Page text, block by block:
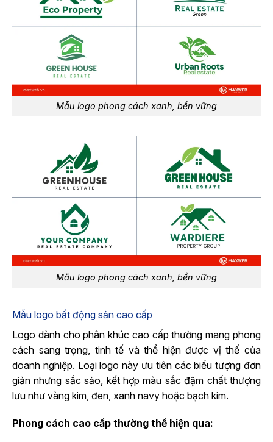
Mẫu logo phong cách xanh, bền vững
Mẫu logo phong cách xanh, bền vững
Mẫu logo bất động sản cao cấp
Logo dành cho phân khúc cao cấp thường mang phong
cách sang trọng, tinh tế và thể hiện được vị thế của
doanh nghiệp. Loại logo này ưu tiên các biểu tượng đơn
giản nhưng sắc sảo, kết hợp màu sắc đậm chất thượng
lưu như vàng kim, đen, xanh navy hoặc bạch kim.
Phong cách cao cấp thường thể hiện qua: